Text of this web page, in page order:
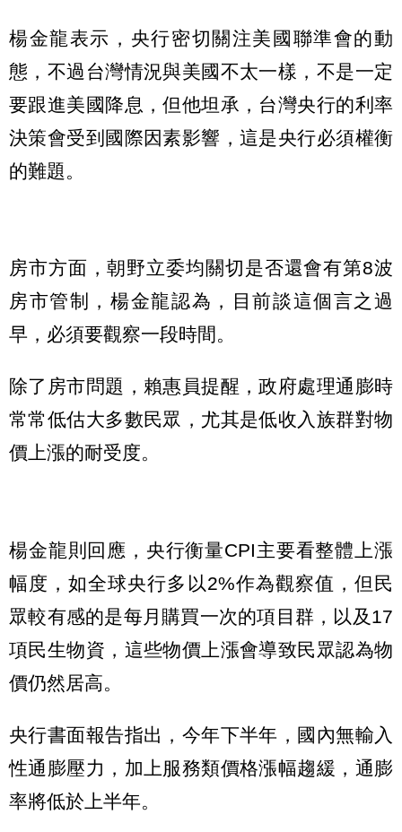
楊金龍表示，央行密切關注美國聯準會的動
態，不過台灣情況與美國不太一樣，不是一定
要跟進美國降息，但他坦承，台灣央行的利率
決策會受到國際因素影響，這是央行必須權衡
的難題。
房市方面，朝野立委均關切是否還會有第8波
房市管制，楊金龍認為，目前談這個言之過
早，必須要觀察一段時間。
除了房市問題，賴惠員提醒，政府處理通膨時
常常低估大多數民眾，尤其是低收入族群對物
價上漲的耐受度。
楊金龍則回應，央行衡量CPI主要看整體上漲
幅度，如全球央行多以2%作為觀察值，但民
眾較有感的是每月購買一次的項目群，以及17
項民生物資，這些物價上漲會導致民眾認為物
價仍然居高。
央行書面報告指出，今年下半年，國內無輸入
性通膨壓力，加上服務類價格漲幅趨緩，通膨
率將低於上半年。